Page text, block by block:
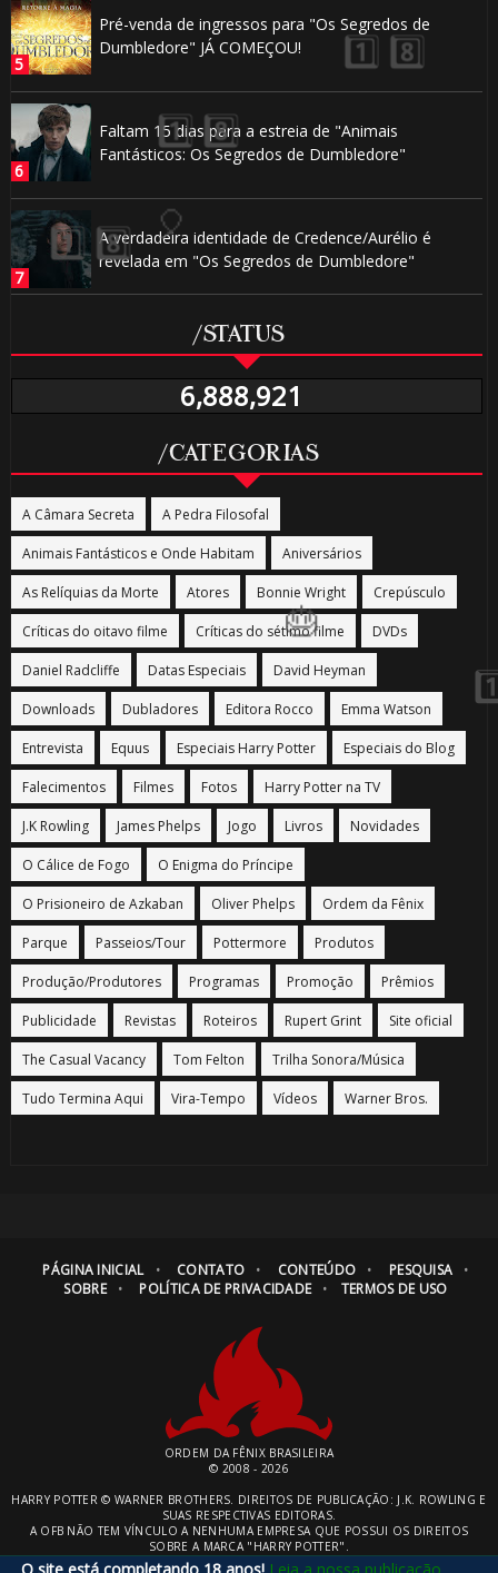
Pré-venda de ingressos para "Os Segredos de
Dumbledore" JÁ COMEÇOU!
Faltam 15 dias para a estreia de "Animais
Fantásticos: Os Segredos de Dumbledore"
A verdadeira identidade de Credence/Aurélio é
revelada em "Os Segredos de Dumbledore"
/STATUS
6,888,921
/CATEGORIAS
A Câmara Secreta A Pedra Filosofal
Animais Fantásticos e Onde Habitam Aniversários
As Relíquias da Morte Atores Bonnie Wright Crepúsculo
Críticas do oitavo filme Críticas do sétimo filme DVDs
Daniel Radcliffe Datas Especiais David Heyman
Downloads Dubladores Editora Rocco Emma Watson
Entrevista Equus Especiais Harry Potter Especiais do Blog
Falecimentos Filmes Fotos Harry Potter na TV
J.K Rowling James Phelps Jogo Livros Novidades
O Cálice de Fogo O Enigma do Príncipe
O Prisioneiro de Azkaban Oliver Phelps Ordem da Fênix
Parque Passeios/Tour Pottermore Produtos
Produção/Produtores Programas Promoção Prêmios
Publicidade Revistas Roteiros Rupert Grint Site oficial
The Casual Vacancy Tom Felton Trilha Sonora/Música
Tudo Termina Aqui Vira-Tempo Vídeos Warner Bros.
PÁGINA INICIAL CONTATO CONTEÚDO
PESQUISA
SOBRE
POLÍTICA DE PRIVACIDADE TERMOS DE USO
ORDEM DA FÊNIX BRASILEIRA
© 2008 - 2026
HARRY POTTER © WARNER BROTHERS. DIREITOS DE PUBLICAÇÃO: J.K. ROWLING E
SUAS RESPECTIVAS EDITORAS.
A OFB NÃO TEM VÍNCULO A NENHUMA EMPRESA QUE POSSUI OS DIREITOS
SOBRE A MARCA "HARRY POTTER".